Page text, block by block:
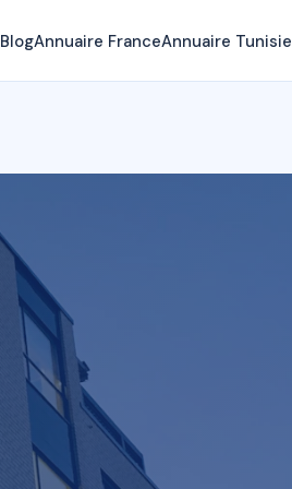
BlogAnnuaire FranceAnnuaire Tunisie